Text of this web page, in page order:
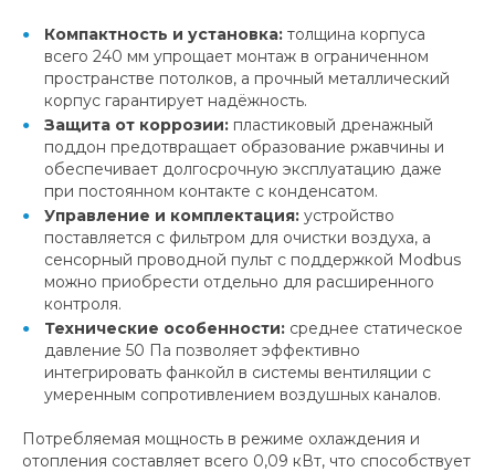
Компактность и установка: толщина корпуса
всего 240 мм упрощает монтаж в ограниченном
пространстве потолков, а прочный металлический
корпус гарантирует надёжность.
Защита от коррозии: пластиковый дренажный
поддон предотвращает образование ржавчины и
обеспечивает долгосрочную эксплуатацию даже
при постоянном контакте с конденсатом.
Управление и комплектация: устройство
поставляется с фильтром для очистки воздуха, а
сенсорный проводной пульт с поддержкой Modbus
можно приобрести отдельно для расширенного
контроля.
Технические особенности: среднее статическое
давление 50 Па позволяет эффективно
интегрировать фанкойл в системы вентиляции с
умеренным сопротивлением воздушных каналов.
Потребляемая мощность в режиме охлаждения и
отопления составляет всего 0,09 кВт, что способствует